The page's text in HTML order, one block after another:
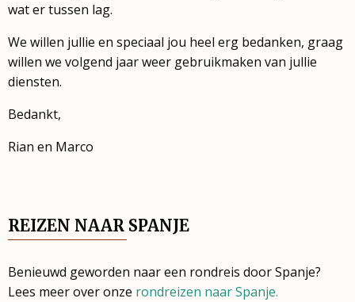
wat er tussen lag.
We willen jullie en speciaal jou heel erg bedanken, graag
willen we volgend jaar weer gebruikmaken van jullie
diensten.
Bedankt,
Rian en Marco
REIZEN NAAR SPANJE
Benieuwd geworden naar een rondreis door Spanje?
Lees meer over onze rondreizen naar Spanje.